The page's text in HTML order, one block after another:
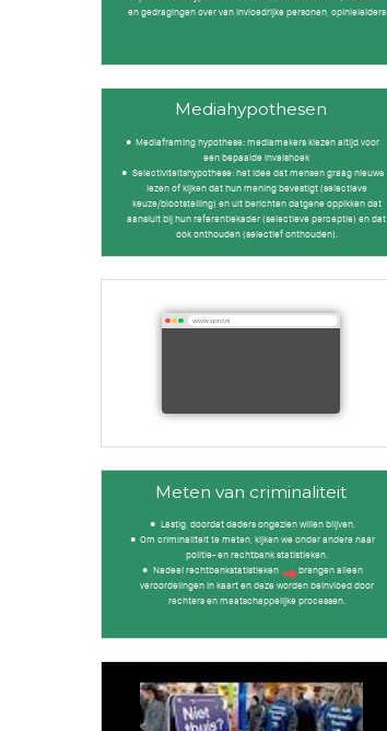
en gedragingen over van invloedrijke personen, opinieleiders
Mediahypothesen
Mediaframing hypothese: mediamakers kiezen altijd voor
een bepaalde invalshoek
Selectiviteitshypothese: het idee dat mensen graag nieuws
lezen of kijken dat hun mening bevestigt (selectieve
keuze/blootstelling) en uit berichten datgene oppikken dat
aansluit bij hun referentiekader (selectieve perceptie) en dat
ook onthouden (selectief onthouden).
www.vpro.nl
Meten van criminaliteit
Lastig, doordat daders ongezien willen blijven.
Om criminaliteit te meten, kijken we onder andere naar
politie- en rechtbank statistieken.
Nadeel rechtbankstatistieken brengen alleen
veroordelingen in kaart en deze worden beïnvloed door
rechters en maatschappelijke processen.